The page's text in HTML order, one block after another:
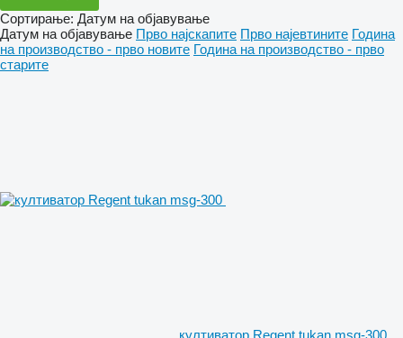
Сортирање: Датум на објавување
Датум на објавување Прво најскапите Прво најевтините Година
на производство - прво новите Година на производство - прво
старите
култиватор Regent tukan msg-300